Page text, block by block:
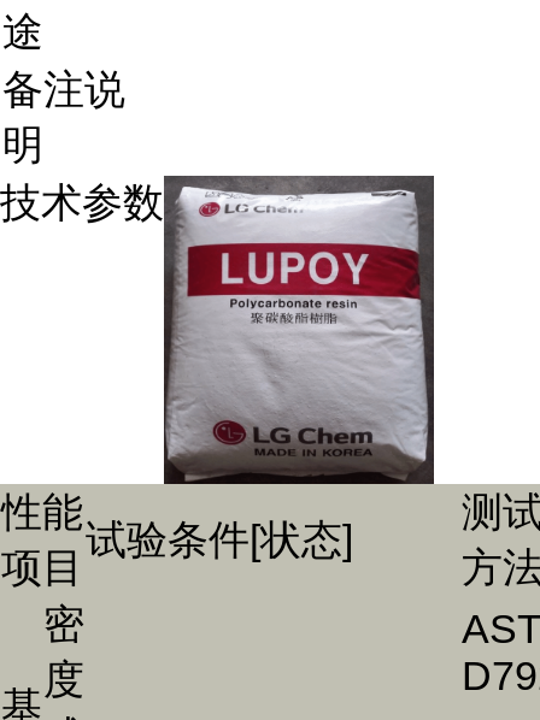
途
备注说
明
技术参数
性能
项目
试验条件[状态]
测
方
基
密
度